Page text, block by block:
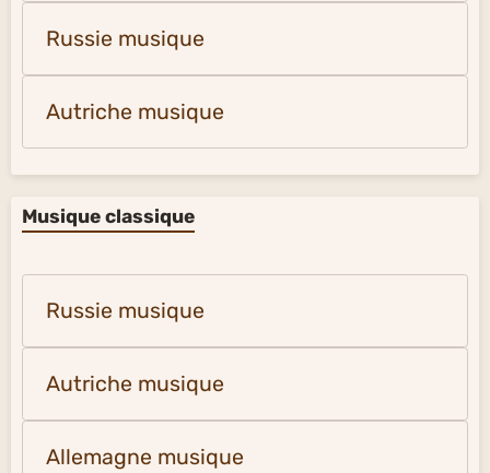
Russie musique
Autriche musique
Musique classique
Russie musique
Autriche musique
Allemagne musique